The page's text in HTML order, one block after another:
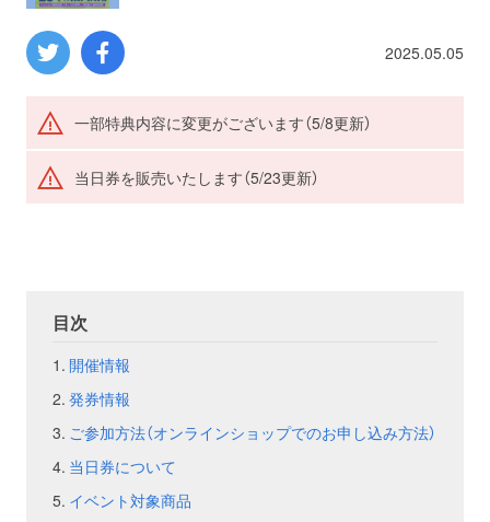
2025.05.05
一部特典内容に変更がございます（5/8更新）
当日券を販売いたします（5/23更新）
目次
開催情報
発券情報
ご参加方法（オンラインショップでのお申し込み方法）
当日券について
イベント対象商品
その他
イベント
お問い合わせ